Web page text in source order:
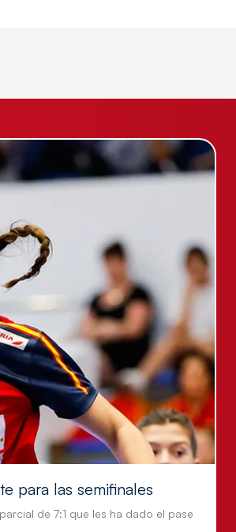
para las semifinales
de 7:1 que les ha dado el pase